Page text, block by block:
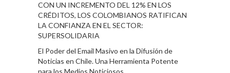
CON UN INCREMENTO DEL 12% EN LOS
CRÉDITOS, LOS COLOMBIANOS RATIFICAN
LA CONFIANZA EN EL SECTOR:
SUPERSOLIDARIA
El Poder del Email Masivo en la Difusión de
Noticias en Chile. Una Herramienta Potente